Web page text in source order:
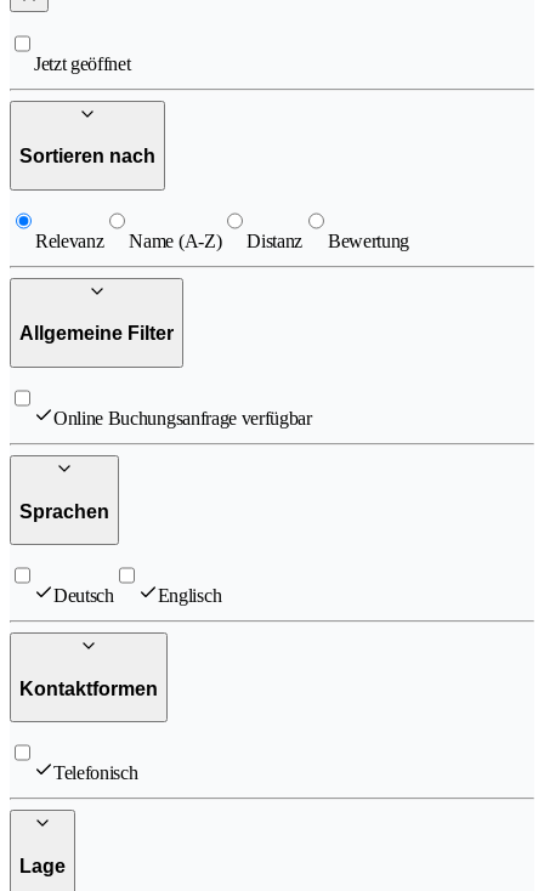
Jetzt geöffnet
Sortieren nach
Relevanz Name (A-Z) Distanz Bewertung
Allgemeine Filter
Online Buchungsanfrage verfügbar
Sprachen
Deutsch Englisch
Kontaktformen
Telefonisch
Lage